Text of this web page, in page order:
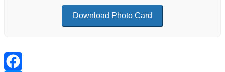
Download Photo Card